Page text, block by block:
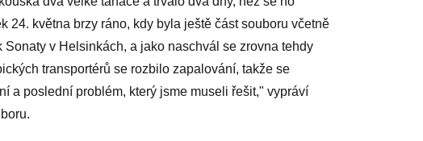
24. května brzy ráno, kdy byla ještě část souboru včetně
v Helsinkách, a jako naschvál se zrovna tehdy
transportérů se rozbilo zapalování, takže se
a poslední problém, který jsme museli řešit," vypráví